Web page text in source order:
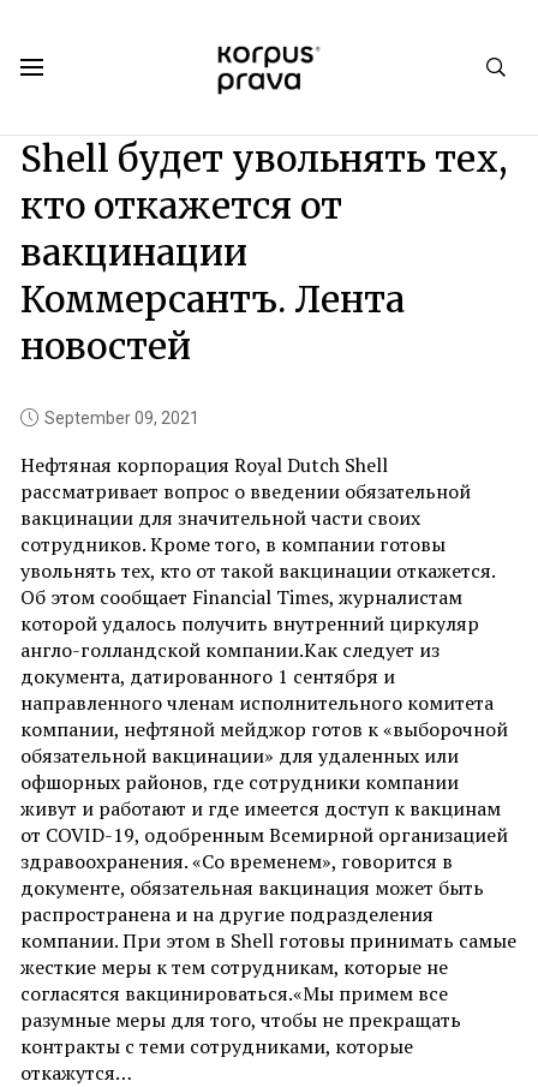
Shell будет увольнять тех,
кто откажется от
вакцинации
Коммерсантъ. Лента
новостей
September 09, 2021
Нефтяная корпорация Royal Dutch Shell
рассматривает вопрос о введении обязательной
вакцинации для значительной части своих
сотрудников. Кроме того, в компании готовы
увольнять тех, кто от такой вакцинации откажется.
Об этом сообщает Financial Times, журналистам
которой удалось получить внутренний циркуляр
англо-голландской компании.Как следует из
документа, датированного 1 сентября и
направленного членам исполнительного комитета
компании, нефтяной мейджор готов к «выборочной
обязательной вакцинации» для удаленных или
офшорных районов, где сотрудники компании
живут и работают и где имеется доступ к вакцинам
от COVID-19, одобренным Всемирной организацией
здравоохранения. «Со временем», говорится в
документе, обязательная вакцинация может быть
распространена и на другие подразделения
компании. При этом в Shell готовы принимать самые
жесткие меры к тем сотрудникам, которые не
согласятся вакцинироваться.«Мы примем все
разумные меры для того, чтобы не прекращать
контракты с теми сотрудниками, которые
откажутся…